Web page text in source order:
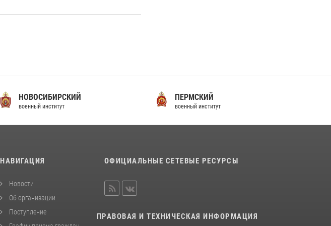
НОВОСИБИРСКИЙ
военный институт
ПЕРМСКИЙ
военный институт
НАВИГАЦИЯ
Новости
Об организации
Поступление
ОФИЦИАЛЬНЫЕ СЕТЕВЫЕ РЕСУРСЫ
ПРАВОВАЯ И ТЕХНИЧЕСКАЯ ИНФОРМАЦИЯ